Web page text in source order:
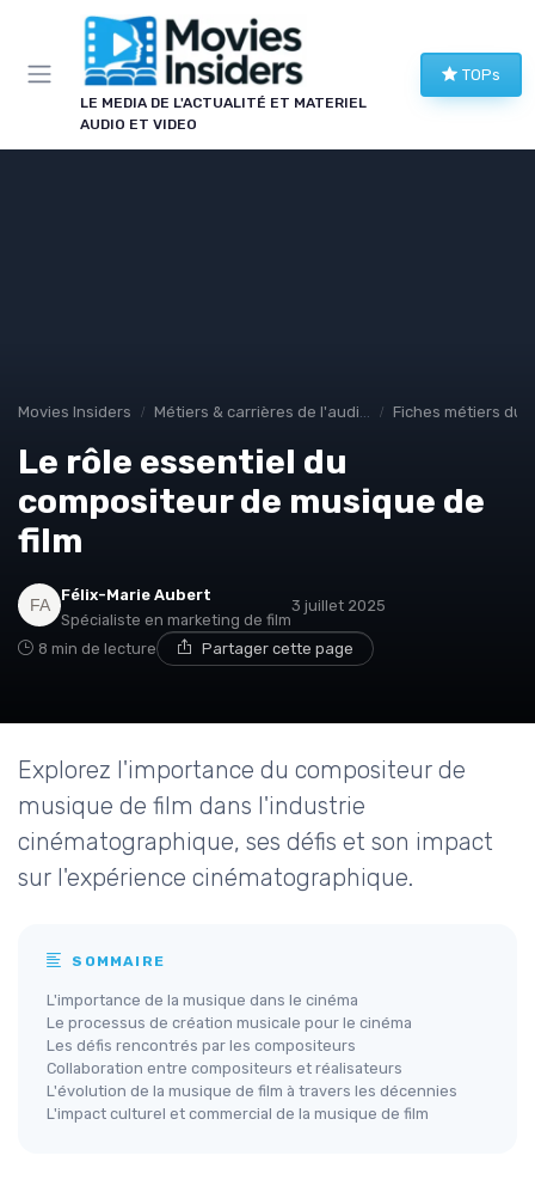
LE MEDIA DE L'ACTUALITÉ ET MATERIEL
AUDIO ET VIDEO
TOPs
Movies Insiders Métiers & carrières de l'audiovisuel Fiches métiers du
Le rôle essentiel du
compositeur de musique de
film
Félix-Marie Aubert
Spécialiste en marketing de film
3 juillet 2025
8 min de lecture Partager cette page
Explorez l'importance du compositeur de
musique de film dans l'industrie
cinématographique, ses défis et son impact
sur l'expérience cinématographique.
SOMMAIRE
L'importance de la musique dans le cinéma
Le processus de création musicale pour le cinéma
Les défis rencontrés par les compositeurs
Collaboration entre compositeurs et réalisateurs
L'évolution de la musique de film à travers les décennies
L'impact culturel et commercial de la musique de film
Panneau de gestion des cookies